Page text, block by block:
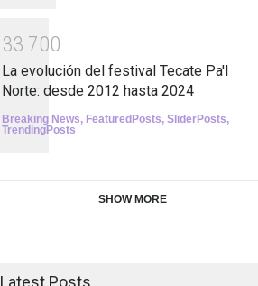
33 700
La evolución del festival Tecate Pa'l
Norte: desde 2012 hasta 2024
Breaking News, FeaturedPosts, SliderPosts,
TrendingPosts
SHOW MORE